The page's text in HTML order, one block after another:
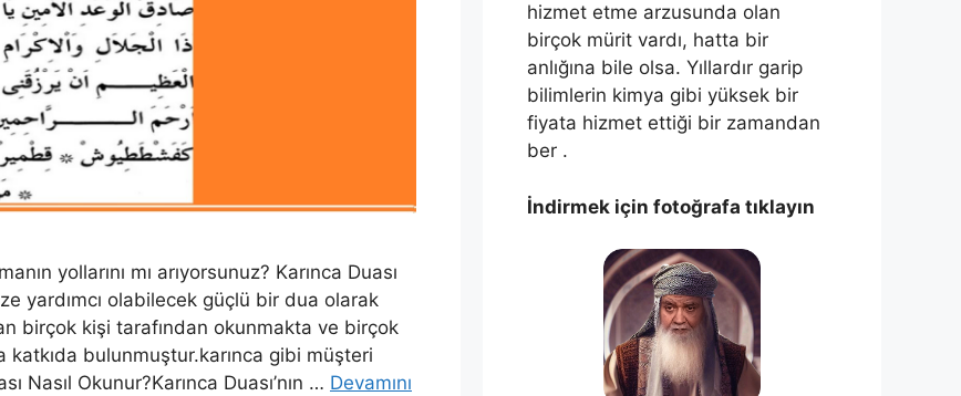
yollarını mı arıyorsunuz? Karınca Duası
yardımcı olabilecek güçlü bir dua olarak
birçok kişi tarafından okunmakta ve birçok
katkıda bulunmuştur.karınca gibi müşteri
Nasıl Okunur?Karınca Duası’nın … Devamını
hizmet etme arzusunda olan
birçok mürit vardı, hatta bir
anlığına bile olsa. Yıllardır garip
bilimlerin kimya gibi yüksek bir
fiyata hizmet ettiği bir zamandan
ber .
İndirmek için fotoğrafa tıklayın